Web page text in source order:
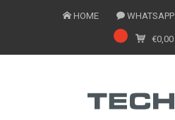
HOME WHATSAPP
€0,00